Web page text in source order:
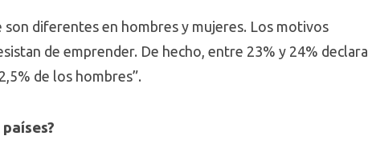
diferentes en hombres y mujeres. Los motivos
de emprender. De hecho, entre 23% y 24% declara
de los hombres”.